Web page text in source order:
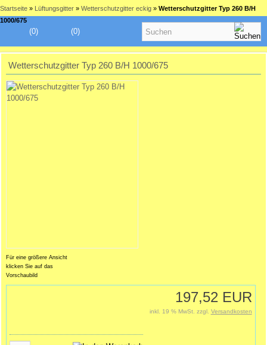
Startseite » Lüftungsgitter » Wetterschutzgitter eckig » Wetterschutzgitter Typ 260 B/H
1000/675
(0)
(0)
Wetterschutzgitter Typ 260 B/H 1000/675
Für eine größere Ansicht
klicken Sie auf das
Vorschaubild
197,52 EUR
inkl. 19 % MwSt. zzgl. Versandkosten